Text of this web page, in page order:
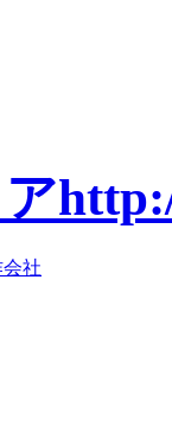
社